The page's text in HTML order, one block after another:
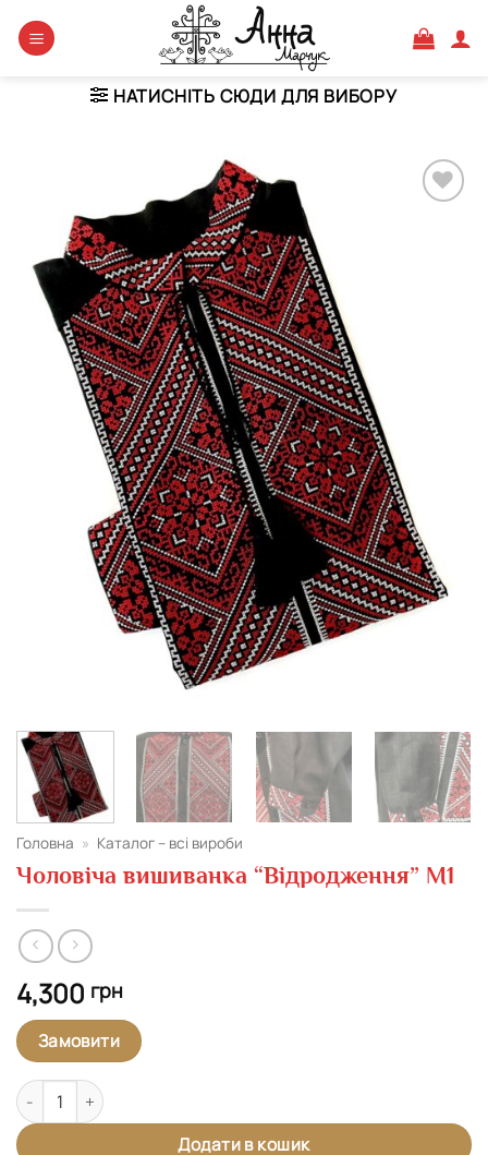
НАТИСНІТЬ СЮДИ ДЛЯ ВИБОРУ
Головна » Каталог – всі вироби
Чоловіча вишиванка “Відродження” М1
4,300 грн
Замовити
Чоловіча вишиванка "Відродження" М1 кількість
Додати в кошик